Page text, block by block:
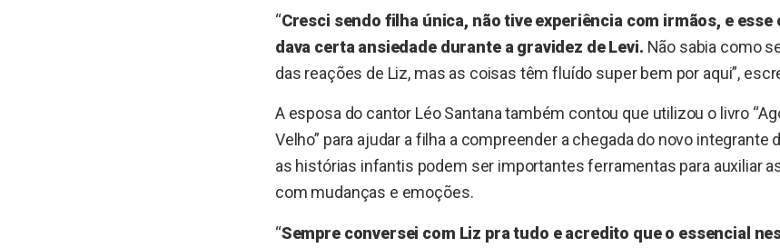
“Cresci sendo filha única, não tive experiência com irmãos, e esse
dava certa ansiedade durante a gravidez de Levi. Não sabia como
das reações de Liz, mas as coisas têm fluído super bem por aqui”,
A esposa do cantor Léo Santana também contou que utilizou o livro
Velho” para ajudar a filha a compreender a chegada do novo integrante
as histórias infantis podem ser importantes ferramentas para auxiliar
com mudanças e emoções.
“Sempre conversei com Liz pra tudo e acredito que o essencial